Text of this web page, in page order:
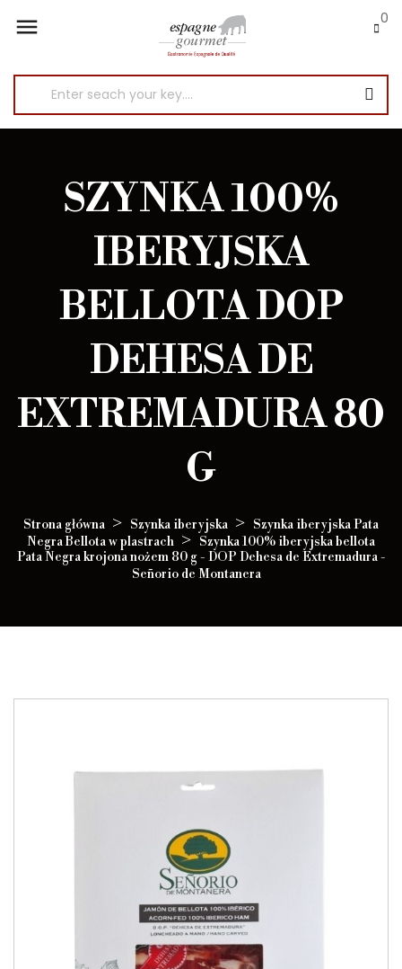
 0
SZYNKA 100%
IBERYJSKA
BELLOTA DOP
DEHESA DE
EXTREMADURA 80
G
Strona główna Szynka iberyjska
Szynka iberyjska Pata
Negra Bellota w plastrach
Szynka 100% iberyjska bellota
Pata Negra krojona nożem 80 g - DOP Dehesa de Extremadura -
Señorio de Montanera